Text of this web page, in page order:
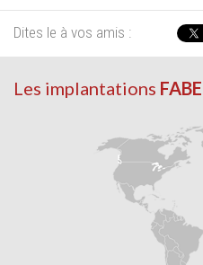
Dites le à vos amis :
Les implantations